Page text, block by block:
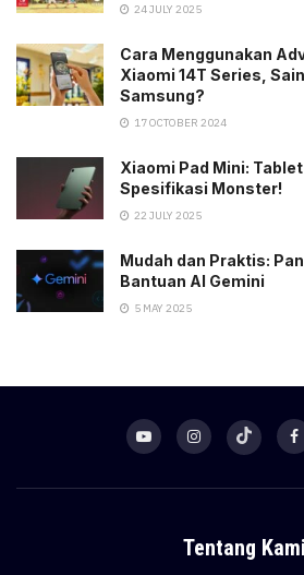
24 JULY 2025
Cara Menggunakan
Xiaomi 14T Series,
Samsung?
17 OCTOBER 2024
Xiaomi Pad Mini:
Spesifikasi Monster!
22 JULY 2025
Mudah dan Praktis:
Bantuan AI Gemini
5 MAY 2025
Tentang Kami